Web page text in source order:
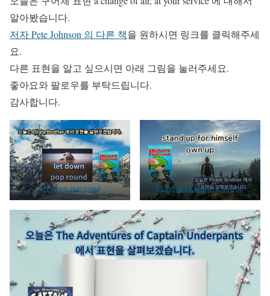
알아봤습니다.
저자 Pete Johnson 의 다른 책을 원하시면 링크를 클릭해주세
요.
다른 표현을 알고 싶으시면 아래 그림을 눌러주세요.
좋아요와 팔로우를 부탁드립니다.
감사합니다.
let down, pop round stand up for himself, own up